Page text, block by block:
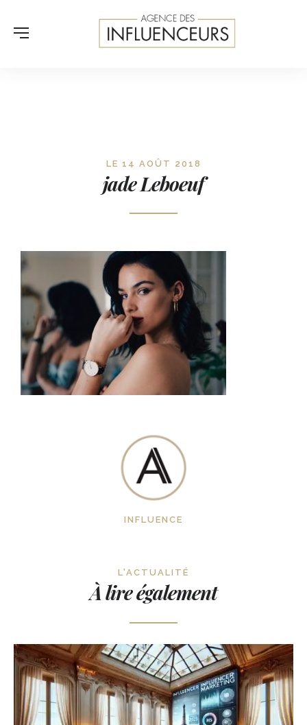
INFLUENCE
LE 14 AOÛT 2018
jade Leboeuf
L'ACTUALITÉ
À lire également